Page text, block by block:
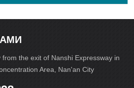
the exit of Nanshi Expressway in
Area, Nan'an City